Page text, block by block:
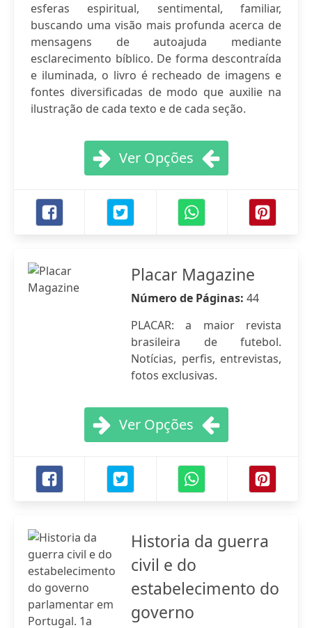
esferas espiritual, sentimental, familiar,
buscando uma visão mais profunda acerca de
mensagens de autoajuda mediante
esclarecimento bíblico. De forma descontraída
e iluminada, o livro é recheado de imagens e
fontes diversificadas de modo que auxilie na
ilustração de cada texto e de cada seção.
Ver Opções
Placar Magazine
Número de Páginas: 44
PLACAR: a maior revista
brasileira de futebol.
Notícias, perfis, entrevistas,
fotos exclusivas.
Ver Opções
Historia da guerra
civil e do
estabelecimento do
governo